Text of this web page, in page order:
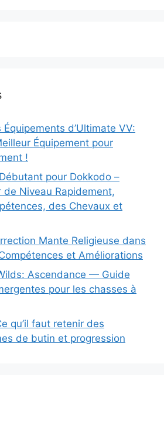
d’Ultimate VV:
Équipement pour
!
pour Dokkodo –
de Niveau Rapidement,
des Chevaux et
Mante Religieuse dans
et Améliorations
Ascendance — Guide
pour les chasses à
qu’il faut retenir des
de butin et progression